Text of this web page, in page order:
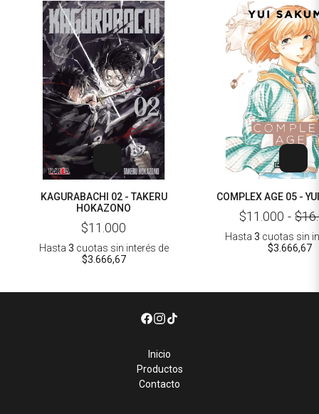
KAGURABACHI 02 - TAKERU
HOKAZONO
$11.000
Hasta 3 cuotas sin interés de
$3.666,67
COMPLEX AGE 05 -
$11.000 -
Hasta 3 cuotas sin
$3.666,67
Inicio
Productos
Contacto